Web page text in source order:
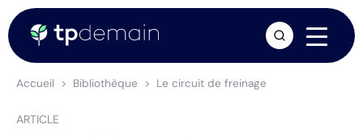
Accueil Bibliothèque Le circuit de freinage
ARTICLE
arrow_forward